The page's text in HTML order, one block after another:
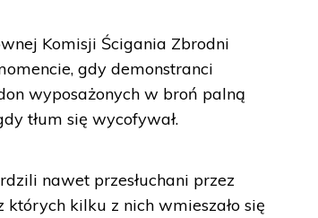
Komisji Ścigania Zbrodni
gdy demonstranci
wyposażonych w broń palną
tłum się wycofywał.
nawet przesłuchani przez
kilku z nich wmieszało się